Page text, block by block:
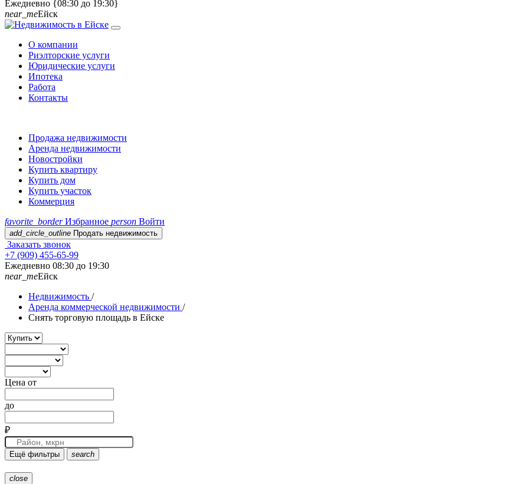
Ежедневно {08:30 до 19:30}
near_meЕйск
О компании
Риэлторские услуги
Юридические услуги
Ипотека
Работа
Контакты
Продажа недвижимости
Аренда недвижимости
Новостройки
Купить квартиру
Купить дом
Купить участок
Коммерция
favorite_border Избранное person Войти
add_circle_outline Продать недвижимость
Заказать звонок
+7 (909) 455-65-99
Ежедневно 08:30 до 19:30
near_meЕйск
Недвижимость /
Аренда коммерческой недвижимости /
Снять торговую площадь в Ейске
Цена от
до
₽
Ещё фильтры search
close